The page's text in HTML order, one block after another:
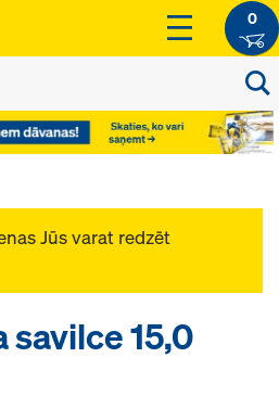
0
Jūs varat redzēt
15,0